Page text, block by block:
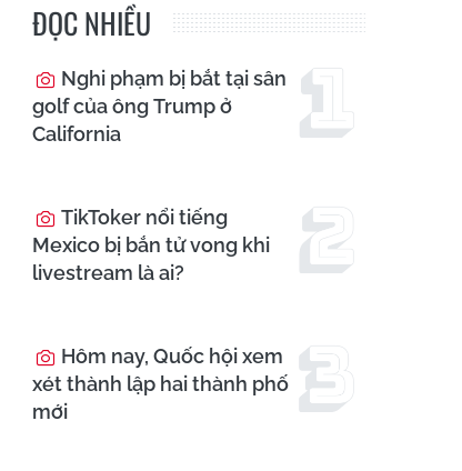
ĐỌC NHIỀU
Nghi phạm bị bắt tại sân
golf của ông Trump ở
California
TikToker nổi tiếng
Mexico bị bắn tử vong khi
livestream là ai?
Hôm nay, Quốc hội xem
xét thành lập hai thành phố
mới